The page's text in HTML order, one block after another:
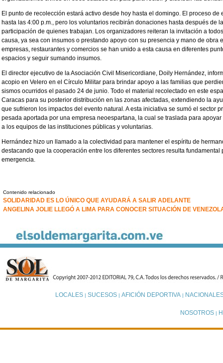
El punto de recolección estará activo desde hoy hasta el domingo. El proceso
hasta las 4:00 p.m., pero los voluntarios recibirán donaciones hasta después de
participación de quienes trabajan. Los organizadores reiteran la invitación a
causa, ya sea con insumos o prestando apoyo con su presencia y mano de obra
empresas, restaurantes y comercios se han unido a esta causa en diferentes
espacios y seguir sumando insumos.
El director ejecutivo de la Asociación Civil Misericordiane, Doily Hernández,
acopio en Velero en el Círculo Militar para brindar apoyo a las familias que
sismos ocurridos el pasado 24 de junio. Todo el material recolectado en este
Caracas para su posterior distribución en las zonas afectadas, extendiendo la
que sufrieron los impactos del evento natural. A esta iniciativa se sumó el sector
pesada aportada por una empresa neoespartana, la cual se traslada para
a los equipos de las instituciones públicas y voluntarias.
Hernández hizo un llamado a la colectividad para mantener el espíritu de
destacando que la cooperación entre los diferentes sectores resulta
emergencia.
Contenido relacionado
SOLIDARIDAD ES LO ÚNICO QUE AYUDARÁ A SALIR ADELANTE
ANGELINA JOLIE LLEGÓ A LIMA PARA CONOCER SITUACIÓN DE
LOCALES| SUCESOS| AFICIÓN DEPORTIVA|
NOSOTROS |